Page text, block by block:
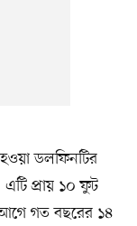
হওয়া ডলফিনটির
প্রায় ১০ ফুট
গত বছরের ১৪